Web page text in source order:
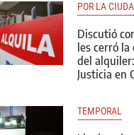
POR LA
Discutió
les cerró
del
Justicia en
TEMPORAL